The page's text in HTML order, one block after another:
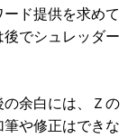
ド提供を求めて
でシュレッダー
余白には、Ｚの
や修正はできな